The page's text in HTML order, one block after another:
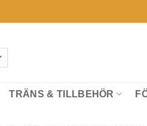
TRÄNS & TILLBEHÖR